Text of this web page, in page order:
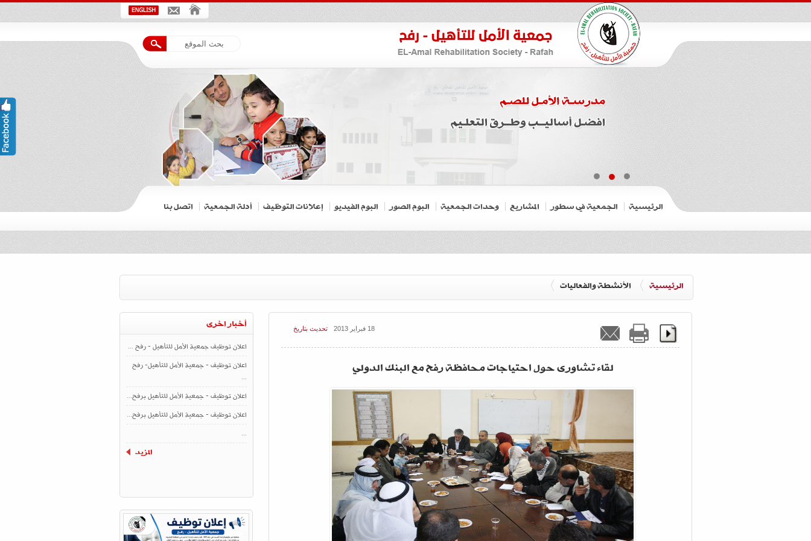
الرئيسية الجمعية في سطور المشاريع وحدات الجمعية البوم الصور البوم الفيديو إعلانات التوظيف أدلة الجمعية اتصل بنا
الرئيسية الأنشطة والفعاليات
تحديث بتاريخ 18 فبراير 2013
لقاء تشاورى حول احتياجات محافظة رفح مع البنك الدولي
أخبار اخرى
اعلان توظيف جمعية الأمل للتأهيل - رفح ...
اعلان توظيف - جمعية الأمل للتأهيل- رفح
...
اعلان توظيف - جمعية الأمل للتأهيل برفح...
اعلان توظيف - جمعية الأمل للتأهيل برفح...
...
المزيد